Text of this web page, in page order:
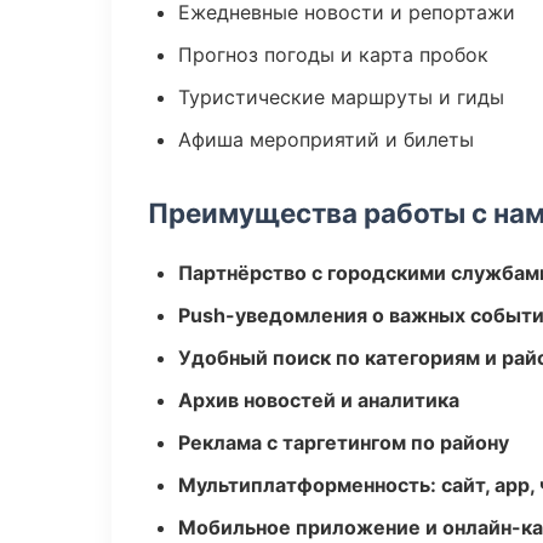
Ежедневные новости и репортажи
Прогноз погоды и карта пробок
Туристические маршруты и гиды
Афиша мероприятий и билеты
Преимущества работы с
Партнёрство с городскими
Push-уведомления о важных
Удобный поиск по категориям и
Архив новостей и аналитика
Реклама с таргетингом по району
Мультиплатформенность: сайт, app,
Мобильное приложение и онлайн-